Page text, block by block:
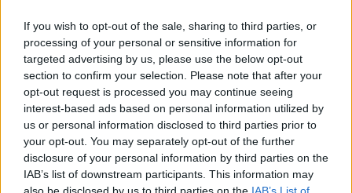
If you wish to opt-out of the sale, sharing to third parties, or
processing of your personal or sensitive information for
targeted advertising by us, please use the below opt-out
section to confirm your selection. Please note that after your
opt-out request is processed you may continue seeing
interest-based ads based on personal information utilized by
us or personal information disclosed to third parties prior to
your opt-out. You may separately opt-out of the further
disclosure of your personal information by third parties on the
IAB’s list of downstream participants. This information may
00:06:41
Vyras siuva rankines, už kurias moka ir tūkstantį eurų:
galvą susuko internete pamatytas filmukas
00:02:25
Praeiviai apie veido odos priežiūros rutiną: dauguma
nustebino paprastumu